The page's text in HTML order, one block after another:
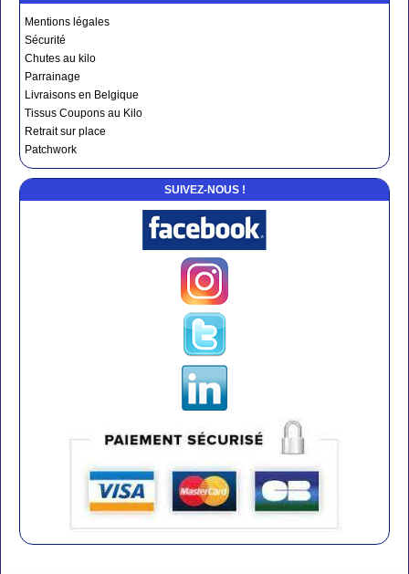
Mentions légales
Sécurité
Chutes au kilo
Parrainage
Livraisons en Belgique
Tissus Coupons au Kilo
Retrait sur place
Patchwork
SUIVEZ-NOUS !